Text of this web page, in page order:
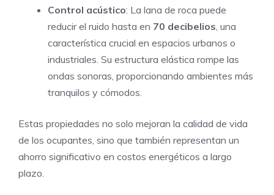
Control acústico: La lana de roca puede
reducir el ruido hasta en 70 decibelios , una
característica crucial en espacios urbanos o
industriales. Su estructura elástica rompe las
ondas sonoras, proporcionando ambientes más
tranquilos y cómodos.
Estas propiedades no solo mejoran la calidad de vida
de los ocupantes, sino que también representan un
ahorro significativo en costos energéticos a largo
plazo.